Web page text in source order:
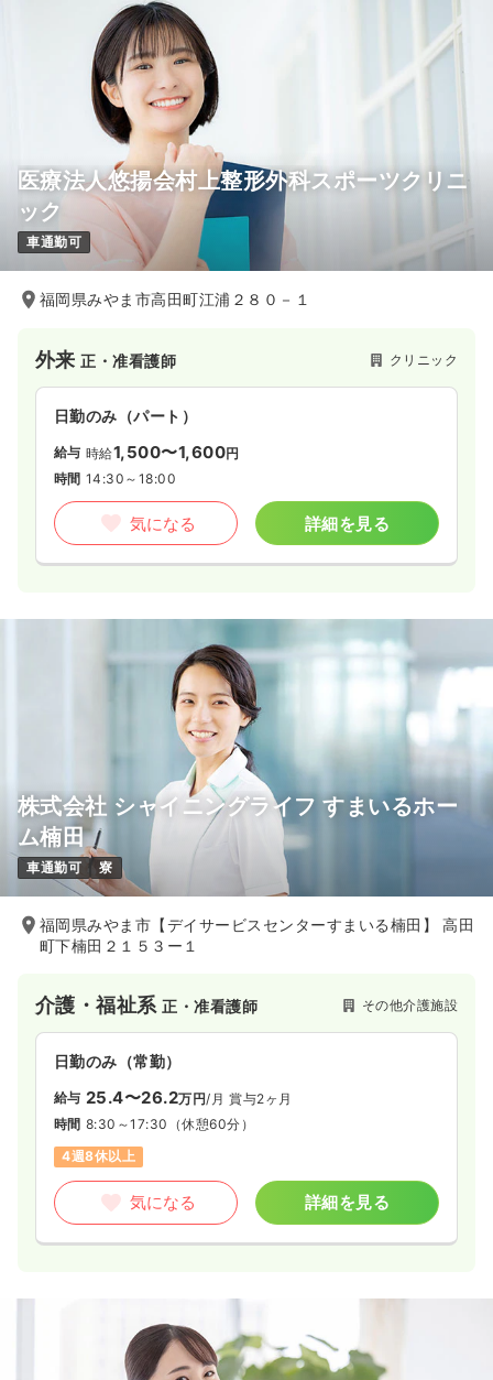
医療法人悠揚会村上整形外科スポーツクリニ
ック
車通勤可
福岡県みやま市高田町江浦２８０－１
外来正・准看護師 クリニック
日勤のみ（パート）
給与 時給1,500〜1,600円
時間 14:30～18:00
気になる 詳細を見る
株式会社 シャイニングライフ すまいるホー
ム楠田
車通勤可 寮
福岡県みやま市【デイサービスセンターすまいる楠田】 高田
町下楠田２１５３ー１
介護・福祉系正・准看護師 その他介護施設
日勤のみ（常勤）
給与 25.4〜26.2万円/月 賞与2ヶ月
時間 8:30～17:30 （休憩60分）
4週8休以上
気になる 詳細を見る